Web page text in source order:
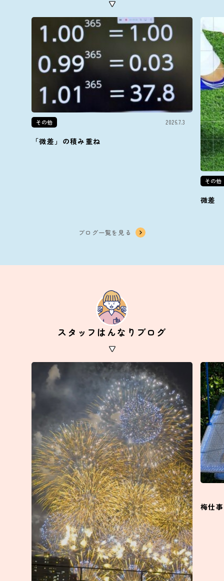
その他 2026.7.3
「微差」の積み重ね
その他
微差
ブログ一覧を見る
スタッフはんなりブログ
梅仕事